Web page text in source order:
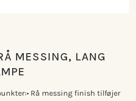
MESSING, LANG
Rå messing finish tilføjer